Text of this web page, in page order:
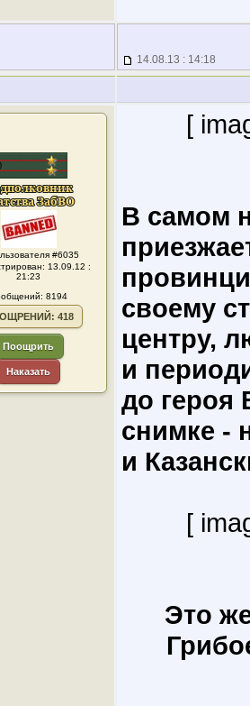
14.08.13 : 14:18
#6035
13.09.12 :
21:23
8194
418
Поощрить
Наказать
[
В самом
своему
центру,
и
до героя
снимке -
и
[
Это